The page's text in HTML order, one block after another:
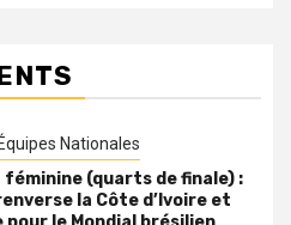
Équipes Nationales
féminine (quarts de finale) :
la Côte d’Ivoire et